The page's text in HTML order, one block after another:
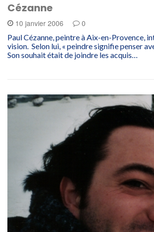
Cézanne
10 janvier 2006 0
Paul Cézanne, peintre à Aix-en-Provence,
vision. Selon lui, « peindre signifie penser
Son souhait était de joindre les acquis…